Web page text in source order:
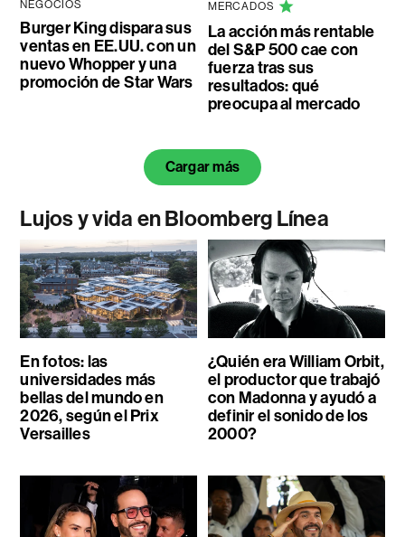
NEGOCIOS
Burger King dispara sus
ventas en EE.UU. con un
nuevo Whopper y una
promoción de Star Wars
MERCADOS
La acción más rentable
del S&P 500 cae con
fuerza tras sus
resultados: qué
preocupa al mercado
Cargar más
Lujos y vida en Bloomberg Línea
En fotos: las
universidades más
bellas del mundo en
2026, según el Prix
Versailles
¿Quién era William Orbit,
el productor que trabajó
con Madonna y ayudó a
definir el sonido de los
2000?